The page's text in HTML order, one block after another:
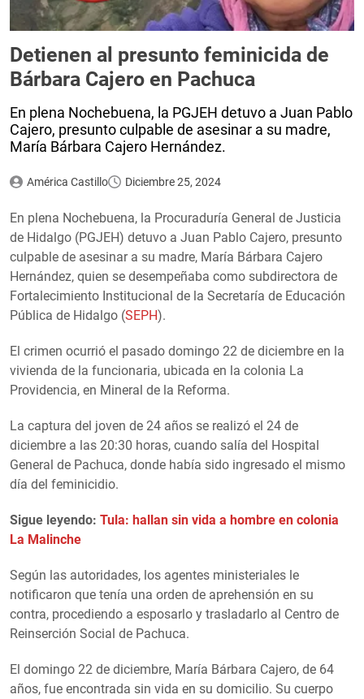
Detienen al presunto feminicida de
Bárbara Cajero en Pachuca
En plena Nochebuena, la PGJEH detuvo a Juan Pablo
Cajero, presunto culpable de asesinar a su madre,
María Bárbara Cajero Hernández.
América Castillo Diciembre 25, 2024
En plena Nochebuena, la Procuraduría General de Justicia
de Hidalgo (PGJEH) detuvo a Juan Pablo Cajero, presunto
culpable de asesinar a su madre, María Bárbara Cajero
Hernández, quien se desempeñaba como subdirectora de
Fortalecimiento Institucional de la Secretaría de Educación
Pública de Hidalgo (SEPH).
El crimen ocurrió el pasado domingo 22 de diciembre en la
vivienda de la funcionaria, ubicada en la colonia La
Providencia, en Mineral de la Reforma.
La captura del joven de 24 años se realizó el 24 de
diciembre a las 20:30 horas, cuando salía del Hospital
General de Pachuca, donde había sido ingresado el mismo
día del feminicidio.
Sigue leyendo: Tula: hallan sin vida a hombre en colonia
La Malinche
Según las autoridades, los agentes ministeriales le
notificaron que tenía una orden de aprehensión en su
contra, procediendo a esposarlo y trasladarlo al Centro de
Reinserción Social de Pachuca.
El domingo 22 de diciembre, María Bárbara Cajero, de 64
años, fue encontrada sin vida en su domicilio. Su cuerpo